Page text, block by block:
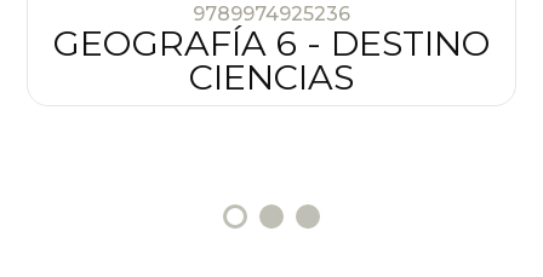
9789974925236
GEOGRAFÍA 6 - DESTINO
CIENCIAS